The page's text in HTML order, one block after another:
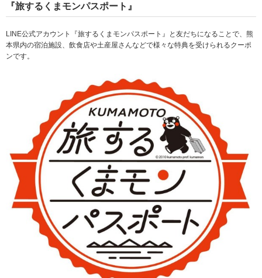
『旅するくまモンパスポート』
LINE公式アカウント『旅するくまモンパスポート』と友だちになることで、熊
本県内の宿泊施設、飲食店や土産屋さんなどで様々な特典を受けられるクーポ
ンです。